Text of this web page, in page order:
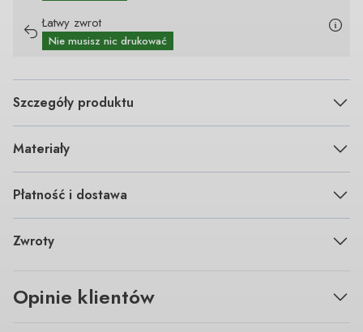
Łatwy zwrot
Nie musisz nic drukować
Szczegóły produktu
Materiały
Płatność i dostawa
Zwroty
Opinie klientów